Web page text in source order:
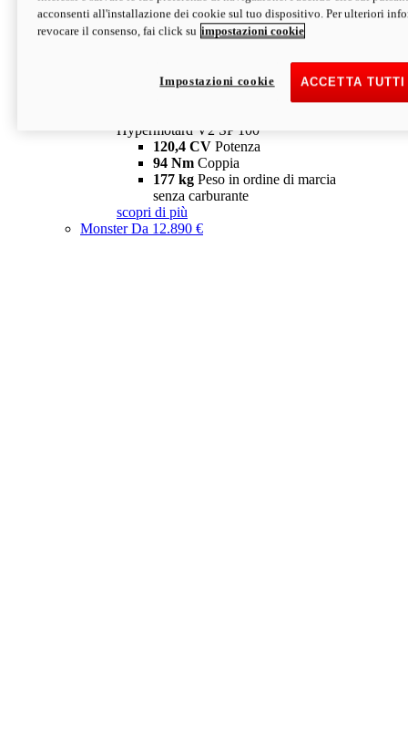
177 kgPeso in ordine di marcia
senza carburante
Depotenziata 35 kW: 18.890 € i
configura scopri di più
Hypermotard V2 SP 100
120,4 CV Potenza
94 Nm Coppia
177 kg Peso in ordine di marcia
senza carburante
scopri di più
MonsterDa 12.890 €
acconsenti all'installazione dei cookie sul tuo dispositivo. Per ulteriori
revocare il consenso, fai click su impostazioni cookie
ACCETTA
Impostazioni cookie